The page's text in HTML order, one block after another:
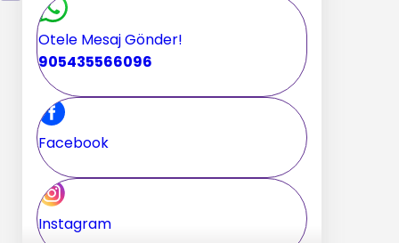
Otele Mesaj Gönder!
905435566096
Facebook
Instagram